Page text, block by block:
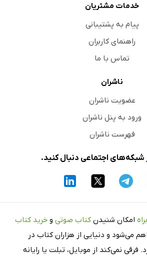
خدمات مشتریان
پیام به پشتیبانی
راهنمای کاربران
تماس با ما
ناشران
عضویت ناشران
ورود به پنل ناشران
فهرست ناشران
شبکه‌های اجتماعی دنبال کنید.
امکان شنیدن کتاب صوتی و خرید کتاب
می‌شود و دنیایی از هزاران کتاب در
فرقی نمی‌کند از موبایل، تبلت یا رایانه